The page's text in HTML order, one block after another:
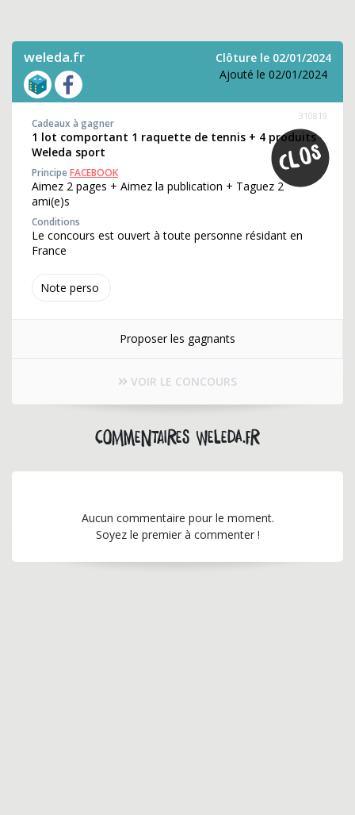
weleda.fr
Clôture le 02/01/2024
Ajouté le 02/01/2024
Note perso
310819
Cadeaux à gagner
1 lot comportant 1 raquette de tennis + 4 produits
Weleda sport
PrincipeFACEBOOK
Aimez 2 pages + Aimez la publication + Taguez 2
ami(e)s
Conditions
Le concours est ouvert à toute personne résidant en
France
Proposer les gagnants
VOIR LE CONCOURS
Commentaires weleda.fr
Aucun commentaire pour le moment.
Soyez le premier à commenter !